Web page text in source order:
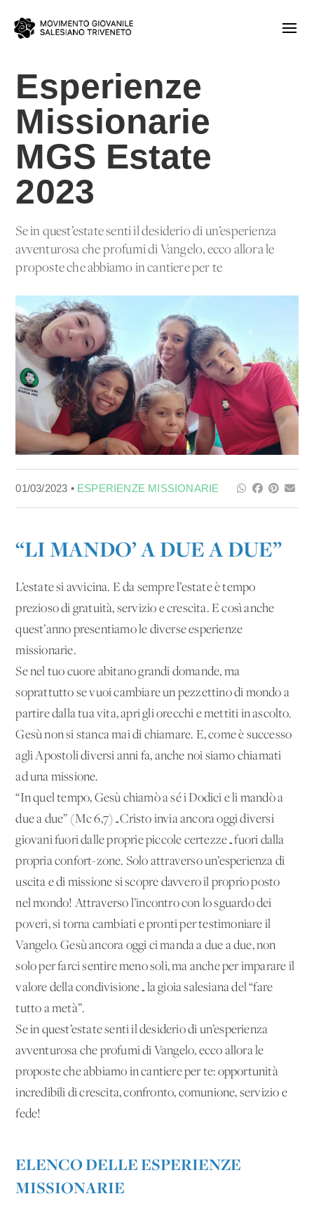
Esperienze
Missionarie
MGS Estate
2023
Se in quest’estate senti il desiderio di un’esperienza
avventurosa che profumi di Vangelo, ecco allora le
proposte che abbiamo in cantiere per te
01/03/2023 • ESPERIENZE MISSIONARIE
“LI MANDO’ A DUE A DUE”
L’estate si avvicina. E da sempre l’estate è tempo
prezioso di gratuità, servizio e crescita. E così anche
quest’anno presentiamo le diverse esperienze
missionarie.
Se nel tuo cuore abitano grandi domande, ma
soprattutto se vuoi cambiare un pezzettino di mondo a
partire dalla tua vita, apri gli orecchi e mettiti in ascolto.
Gesù non si stanca mai di chiamare. E, come è successo
agli Apostoli diversi anni fa, anche noi siamo chiamati
ad una missione.
“In quel tempo, Gesù chiamò a sé i Dodici e li mandò a
due a due” (Mc 6,7)…Cristo invia ancora oggi diversi
giovani fuori dalle proprie piccole certezze…fuori dalla
propria confort-zone. Solo attraverso un’esperienza di
uscita e di missione si scopre davvero il proprio posto
nel mondo! Attraverso l’incontro con lo sguardo dei
poveri, si torna cambiati e pronti per testimoniare il
Vangelo. Gesù ancora oggi ci manda a due a due, non
solo per farci sentire meno soli, ma anche per imparare il
valore della condivisione…la gioia salesiana del “fare
tutto a metà”.
Se in quest’estate senti il desiderio di un’esperienza
avventurosa che profumi di Vangelo, ecco allora le
proposte che abbiamo in cantiere per te: opportunità
incredibili di crescita, confronto, comunione, servizio e
fede!
ELENCO DELLE ESPERIENZE
MISSIONARIE